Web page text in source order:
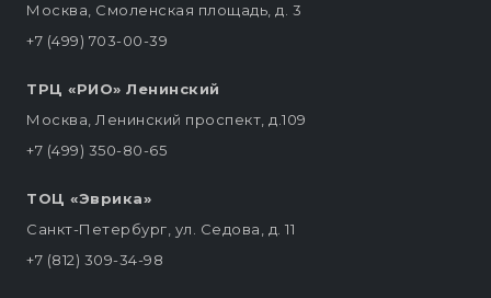
Москва, Смоленская площадь, д. 3
+7 (499) 703-00-39
ТРЦ «РИО» Ленинский
Москва, Ленинский проспект, д.109
+7 (499) 350-80-65
ТОЦ «Эврика»
Санкт-Петербург, ул. Седова, д. 11
+7 (812) 309-34-98